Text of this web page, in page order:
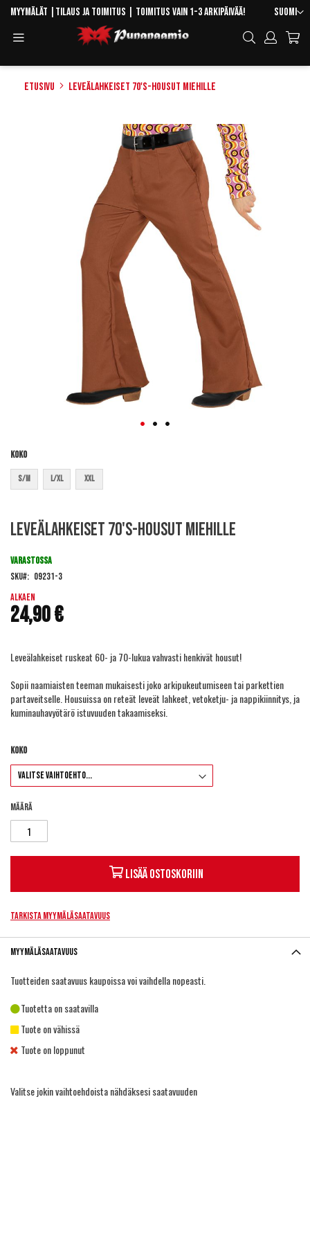
Skip
Content
Kieli
Suomi
Myymälät Tilaus ja toimitus | Toimitus vain 1-3 arkipäivää!
Hae
Etusivu Leveälahkeiset 70's-housut miehille
Koko
S/M L/XL XXL
beginning
the
images
gallery
Leveälahkeiset 70's-housut miehille
Alkaen
24,90 €
VARASTOSSA
SKU
09231-3
Leveälahkeiset ruskeat 60- ja 70-lukua vahvasti henkivät housut!
Sopii naamiaisten teeman mukaisesti joko arkipukeutumiseen tai parkettien
partaveitselle. Housuissa on reteät leveät lahkeet, vetoketju- ja nappikiinnitys, ja
kuminauhavyötärö istuvuuden takaamiseksi.
Koko
Määrä
Lisää ostoskoriin
Tarkista myymäläsaatavuus
Myymäläsaatavuus
Tuotteiden saatavuus kaupoissa voi vaihdella nopeasti.
Tuotetta on saatavilla
Tuote on vähissä
Tuote on loppunut
Valitse jokin vaihtoehdoista nähdäksesi saatavuuden